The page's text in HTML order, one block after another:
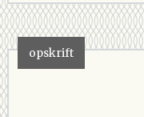
opskrift